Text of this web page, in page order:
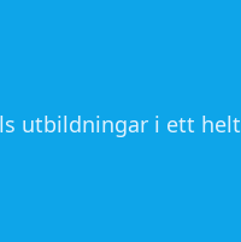
utbildningar i ett helt